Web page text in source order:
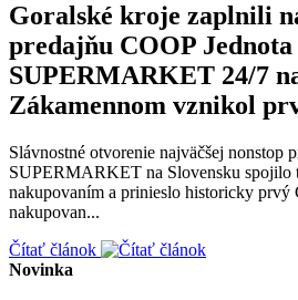
Goralské kroje zaplnili
predajňu COOP Jednota
SUPERMARKET 24/7
Zákamennom vznikol
Slávnostné otvorenie najväčšej nonstop
SUPERMARKET na Slovensku spojilo
nakupovaním a prinieslo historicky prvý
nakupovan...
Čítať článok
Novinka